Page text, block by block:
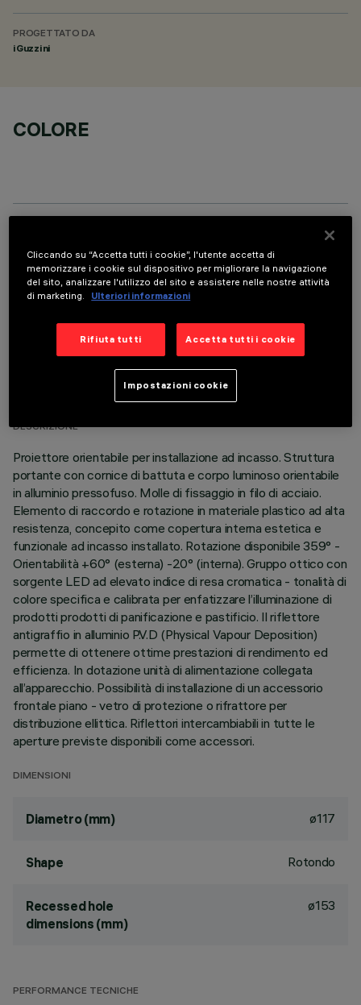
PROGETTATO DA
iGuzzini
COLORE
COMPONENTI OPZIONALI
DATI TECNICI
ULTIMO AGGIORNAMENTO: 06/08/2026
DESCRIZIONE
Proiettore orientabile per installazione ad incasso. Struttura
portante con cornice di battuta e corpo luminoso orientabile
in alluminio pressofuso. Molle di fissaggio in filo di acciaio.
Elemento di raccordo e rotazione in materiale plastico ad alta
resistenza, concepito come copertura interna estetica e
funzionale ad incasso installato. Rotazione disponibile 359° -
Orientabilità +60° (esterna) -20° (interna). Gruppo ottico con
sorgente LED ad elevato indice di resa cromatica - tonalità di
colore specifica e calibrata per enfatizzare l’illuminazione di
prodotti prodotti di panificazione e pastificio. Il riflettore
antigraffio in alluminio P.V.D (Physical Vapour Deposition)
permette di ottenere ottime prestazioni di rendimento ed
efficienza. In dotazione unità di alimentazione collegata
all’apparecchio. Possibilità di installazione di un accessorio
frontale piano - vetro di protezione o rifrattore per
distribuzione ellittica. Riflettori intercambiabili in tutte le
aperture previste disponibili come accessori.
DIMENSIONI
Diametro (mm) ø117
Shape Rotondo
Recessed hole
dimensions (mm)
ø153
PERFORMANCE TECNICHE
Cliccando su “Accetta tutti i cookie”, l'utente accetta di
memorizzare i cookie sul dispositivo per migliorare la navigazione
del sito, analizzare l'utilizzo del sito e assistere nelle nostre attività
di marketing.
Ulteriori informazioni
Rifiuta tutti Accetta tutti i cookie
Impostazioni cookie